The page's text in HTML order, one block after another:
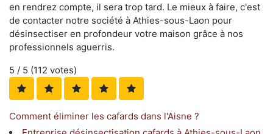
en rendrez compte, il sera trop tard. Le mieux à faire, c'est
de contacter notre société à Athies-sous-Laon pour
désinsectiser en profondeur votre maison grâce à nos
professionnels aguerris.
5 / 5 (112 votes)
Comment éliminer les cafards dans l'Aisne ?